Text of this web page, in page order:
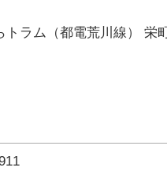
トラム（都電荒川線） 栄